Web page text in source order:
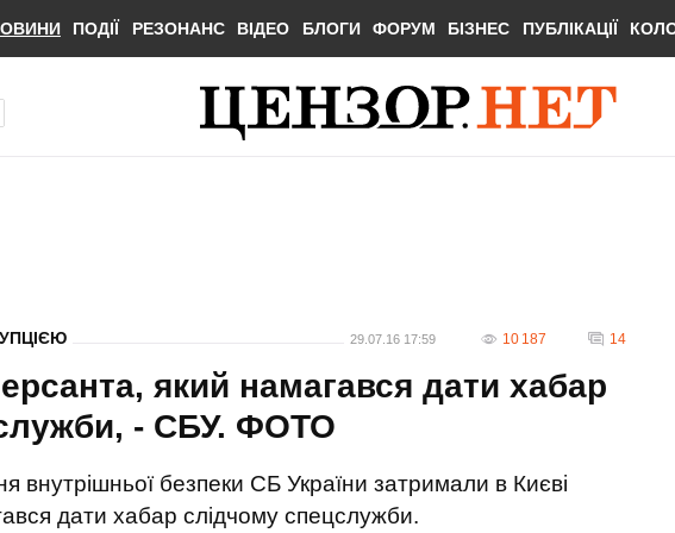
ПОДІЇ РЕЗОНАНС ВІДЕО БЛОГИ ФОРУМ БІЗНЕС ПУБЛІКАЦІЇ
29.07.16 17:59 10 187 14
який намагався дати хабар
- СБУ. ФОТО
внутрішньої безпеки СБ України затримали в Києві
дати хабар слідчому спецслужби.